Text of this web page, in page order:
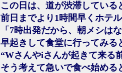
この日は、道が渋滞している
前日までより1時間早くホテ
「7時出発だから、朝メシは
早起きして食堂に行ってみる
“Wさんやiさんが起きて来る
そう考えて急いで食べ始める